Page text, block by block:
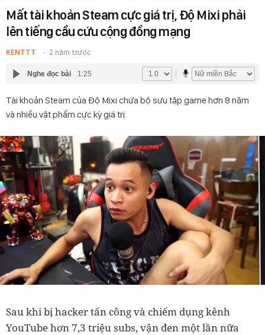
Mất tài khoản Steam cực giá trị, Độ Mixi phải
lên tiếng cầu cứu cộng đồng mạng
KENTTT 2 năm trước
Nghe đọc bài 1:25
Tài khoản Steam của Độ Mixi chứa bộ sưu tập game hơn 8 năm
và nhiều vật phẩm cực kỳ giá trị.
Sau khi bị hacker tấn công và chiếm dụng kênh
YouTube hơn 7,3 triệu subs, vận đen một lần nữa